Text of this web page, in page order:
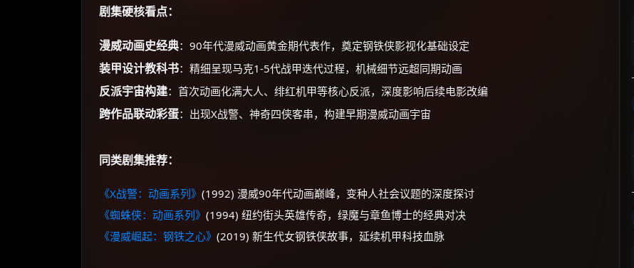
剧集硬核看点：
漫威动画史经典：90年代漫威动画黄金期代表作，奠定钢铁侠影视化基础设定
装甲设计教科书：精细呈现马克1-5代战甲迭代过程，机械细节远超同期动画
反派宇宙构建：首次动画化满大人、绯红机甲等核心反派，深度影响后续电影改编
跨作品联动彩蛋：出现X战警、神奇四侠客串，构建早期漫威动画宇宙
同类剧集推荐：
《X战警：动画系列》 (1992) 漫威90年代动画巅峰，变种人社会议题的深度探讨
《蜘蛛侠：动画系列》 (1994) 纽约街头英雄传奇，绿魔与章鱼博士的经典对决
《漫威崛起：钢铁之心》 (2019) 新生代女钢铁侠故事，延续机甲科技血脉
⚡ 前往【大淘客】领红包
☕ 海外大侠？通过 Ko-fi 赐茶